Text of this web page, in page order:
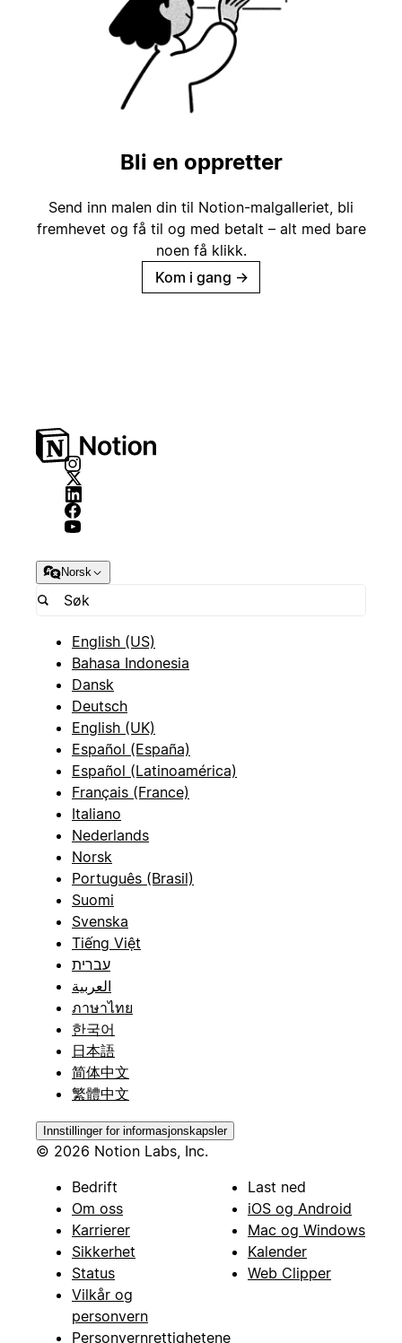
Bli en oppretter
Send inn malen din til Notion-malgalleriet, bli
fremhevet og få til og med betalt – alt med bare
noen få klikk.
Kom i gang →
Norsk
English (US)
Bahasa Indonesia
Dansk
Deutsch
English (UK)
Español (España)
Español (Latinoamérica)
Français (France)
Italiano
Nederlands
Norsk
Português (Brasil)
Suomi
Svenska
Tiếng Việt
עברית
العربية
ภาษาไทย
한국어
日本語
简体中文
繁體中文
Innstillinger for informasjonskapsler
© 2026 Notion Labs, Inc.
Bedrift
Om oss
Karrierer
Sikkerhet
Status
Vilkår og
personvern
Personvernrettighetene
Last ned
iOS og Android
Mac og Windows
Kalender
Web Clipper